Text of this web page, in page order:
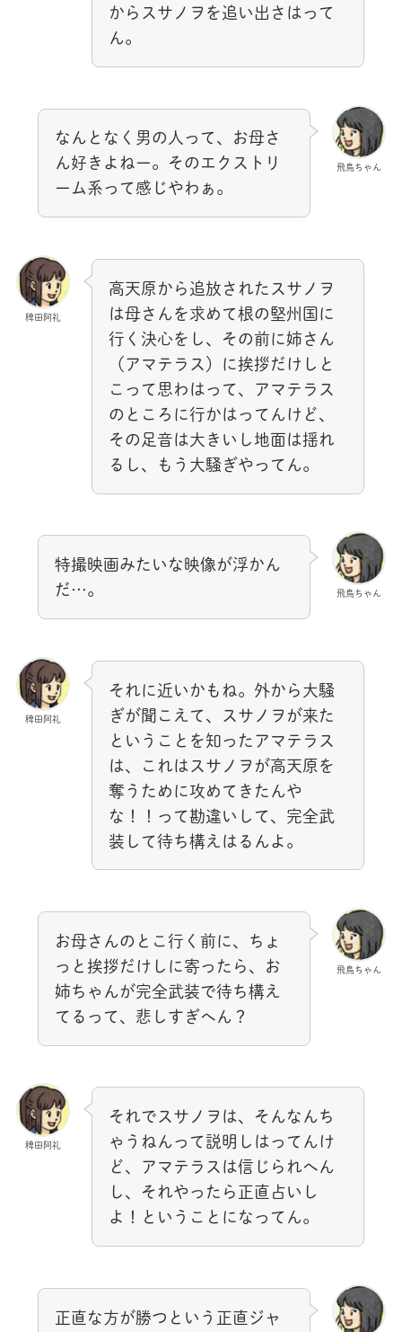
からスサノヲを追い出さはって
ん。
飛鳥ちゃん
なんとなく男の人って、お母さ
ん好きよねー。そのエクストリ
ーム系って感じやわぁ。
稗田阿礼
高天原から追放されたスサノヲ
は母さんを求めて根の堅州国に
行く決心をし、その前に姉さん
（アマテラス）に挨拶だけしと
こって思わはって、アマテラス
のところに行かはってんけど、
その足音は大きいし地面は揺れ
るし、もう大騒ぎやってん。
飛鳥ちゃん
特撮映画みたいな映像が浮かん
だ…。
稗田阿礼
それに近いかもね。外から大騒
ぎが聞こえて、スサノヲが来た
ということを知ったアマテラス
は、これはスサノヲが高天原を
奪うために攻めてきたんや
な！！って勘違いして、完全武
装して待ち構えはるんよ。
飛鳥ちゃん
お母さんのとこ行く前に、ちょ
っと挨拶だけしに寄ったら、お
姉ちゃんが完全武装で待ち構え
てるって、悲しすぎへん？
稗田阿礼
それでスサノヲは、そんなんち
ゃうねんって説明しはってんけ
ど、アマテラスは信じられへん
し、それやったら正直占いし
よ！ということになってん。
正直な方が勝つという正直ジャ